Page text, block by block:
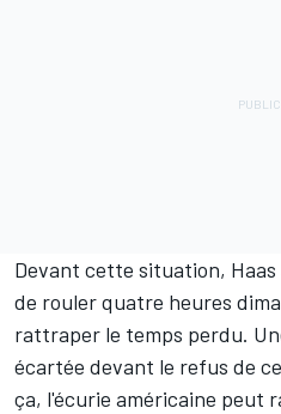
Devant cette situation,
de rouler quatre heures
rattraper le temps perdu.
écartée devant le refus de
ça, l'écurie américaine peut